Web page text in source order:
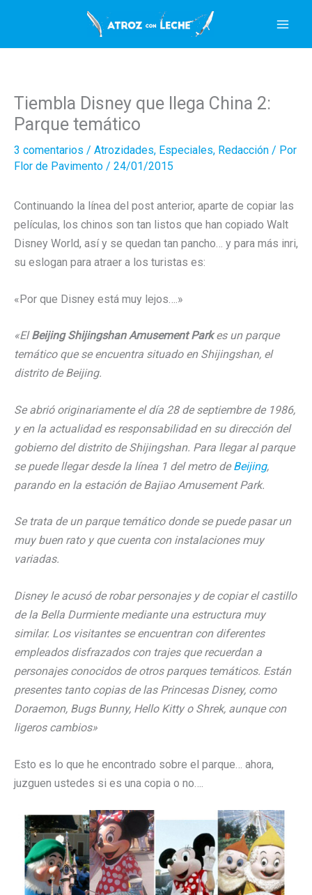
contenido
Tiembla Disney que llega China 2:
Parque temático
3 comentarios / Atrozidades, Especiales, Redacción / Por
Flor de Pavimento / 24/01/2015
Continuando la línea del post anterior, aparte de copiar las
películas, los chinos son tan listos que han copiado Walt
Disney World, así y se quedan tan pancho… y para más inri,
su eslogan para atraer a los turistas es:
«Por que Disney está muy lejos….»
«ElBeijing Shijingshan Amusement Parkes un parque
temático que se encuentra situado en Shijingshan, el
distrito de Beijing.
Se abrió originariamente el día 28 de septiembre de 1986,
y en la actualidad es responsabilidad en su dirección del
gobierno del distrito de Shijingshan. Para llegar al parque
se puede llegar desde la línea 1 del metro de Beijing,
parando en la estación de Bajiao Amusement Park.
Se trata de un parque temático donde se puede pasar un
muy buen rato y que cuenta con instalaciones muy
variadas.
Disney le acusó de robar personajes y de copiar el castillo
de la Bella Durmiente mediante una estructura muy
similar. Los visitantes se encuentran con diferentes
empleados disfrazados con trajes que recuerdan a
personajes conocidos de otros parques temáticos. Están
presentes tanto copias de las Princesas Disney, como
Doraemon, Bugs Bunny, Hello Kitty o Shrek, aunque con
ligeros cambios»
Esto es lo que he encontrado sobre el parque… ahora,
juzguen ustedes si es una copia o no….